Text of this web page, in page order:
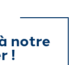
notre
!